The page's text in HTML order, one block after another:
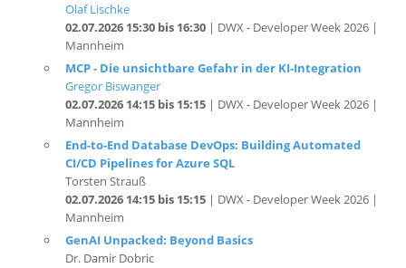
Mannheim
MCP - Die unsichtbare Gefahr in der KI-Integration
Gregor Biswanger
02.07.2026 14:15 bis 15:15| DWX - Developer Week 2026 |
Mannheim
End-to-End Database DevOps: Building Automated
CI/CD Pipelines for Azure SQL
Torsten Strauß
02.07.2026 14:15 bis 15:15| DWX - Developer Week 2026 |
Mannheim
GenAI Unpacked: Beyond Basics
Dr. Damir Dobric
02.07.2026 10:30 bis 11:30| DWX - Developer Week 2026 |
Mannheim